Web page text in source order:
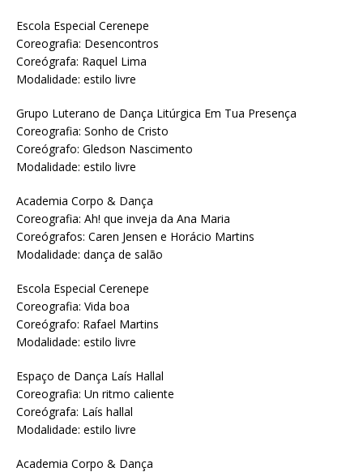
Escola Especial Cerenepe
Coreografia: Desencontros
Coreógrafa: Raquel Lima
Modalidade: estilo livre
Grupo Luterano de Dança Litúrgica Em Tua Presença
Coreografia: Sonho de Cristo
Coreógrafo: Gledson Nascimento
Modalidade: estilo livre
Academia Corpo & Dança
Coreografia: Ah! que inveja da Ana Maria
Coreógrafos: Caren Jensen e Horácio Martins
Modalidade: dança de salão
Escola Especial Cerenepe
Coreografia: Vida boa
Coreógrafo: Rafael Martins
Modalidade: estilo livre
Espaço de Dança Laís Hallal
Coreografia: Un ritmo caliente
Coreógrafa: Laís hallal
Modalidade: estilo livre
Academia Corpo & Dança